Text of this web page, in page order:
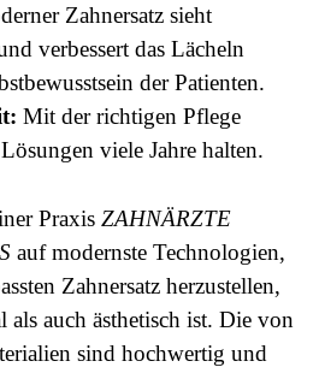
Zahnersatz sieht
verbessert das Lächeln
der Patienten.
Mit der richtigen Pflege
viele Jahre halten.
Praxis ZAHNÄRZTE
auf modernste Technologien,
Zahnersatz herzustellen,
auch ästhetisch ist. Die von
sind hochwertig und